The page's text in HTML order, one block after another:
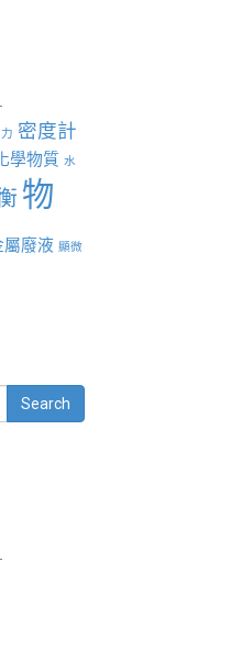
密度計
學物質 水
物
屬廢液 顯微
Search